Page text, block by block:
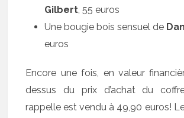
Gilbert, 55 euros
Une bougie bois sensuel de
euros
Encore une fois, en valeur
dessus du prix d’achat du
rappelle est vendu à 49,90 euros!